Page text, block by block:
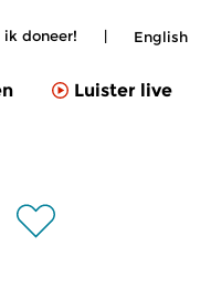
ik doneer! | English
Luister live